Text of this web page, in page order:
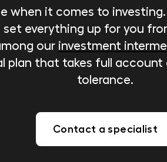
when it comes to
everything up for you
our investment
plan that takes full
tolerance.
Contact a specialist